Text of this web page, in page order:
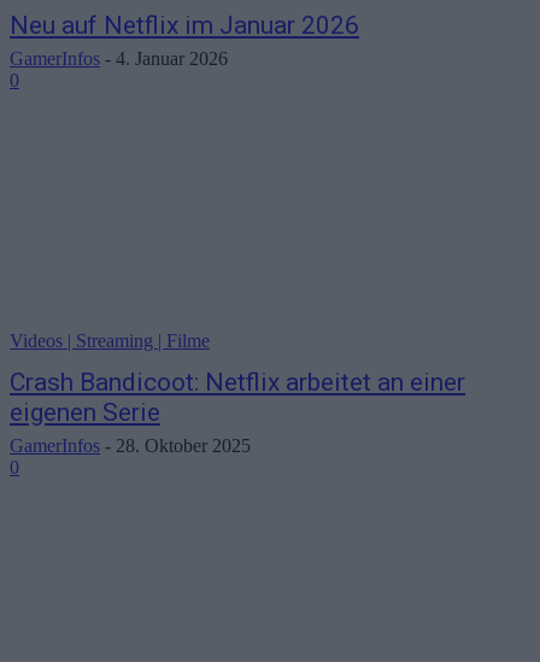
Neu auf Netflix im Januar 2026
GamerInfos - 4. Januar 2026
0
Videos | Streaming | Filme
Crash Bandicoot: Netflix arbeitet an einer
eigenen Serie
GamerInfos - 28. Oktober 2025
0